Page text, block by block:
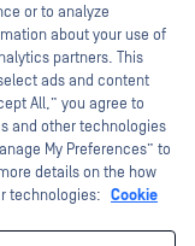
Metascan,
OPSWAT , Protecting the
or to analyze
about your use of
partners. This
ads and content
All,” you agree to
and other technologies
My Preferences” to
details on the how
technologies: Cookie
virtual assistant.
what's critical